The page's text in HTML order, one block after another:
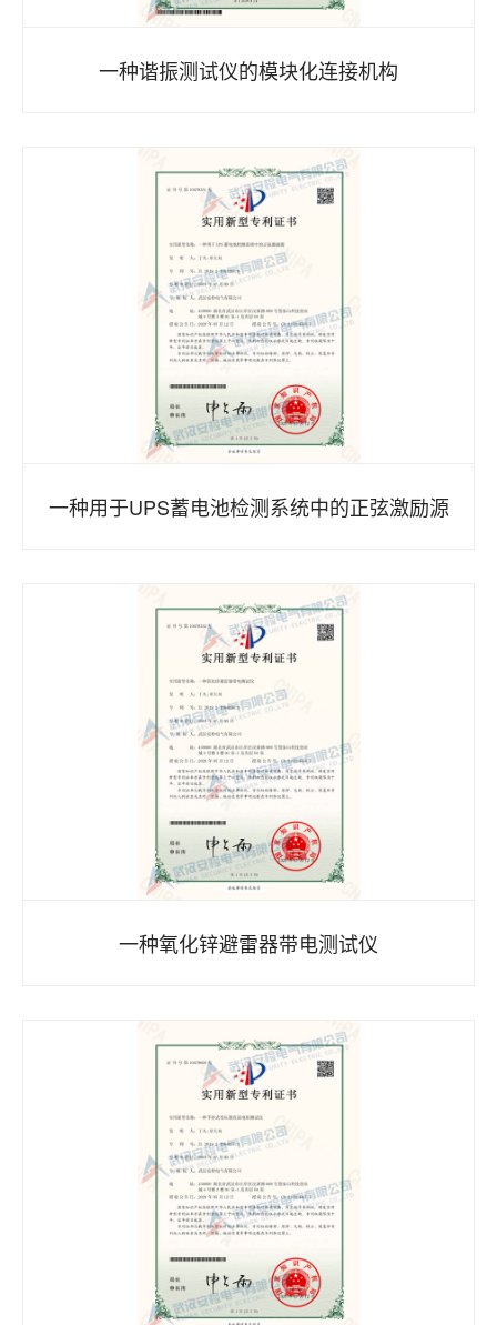
一种谐振测试仪的模块化连接机构
一种用于UPS蓄电池检测系统中的正弦激励源
一种氧化锌避雷器带电测试仪